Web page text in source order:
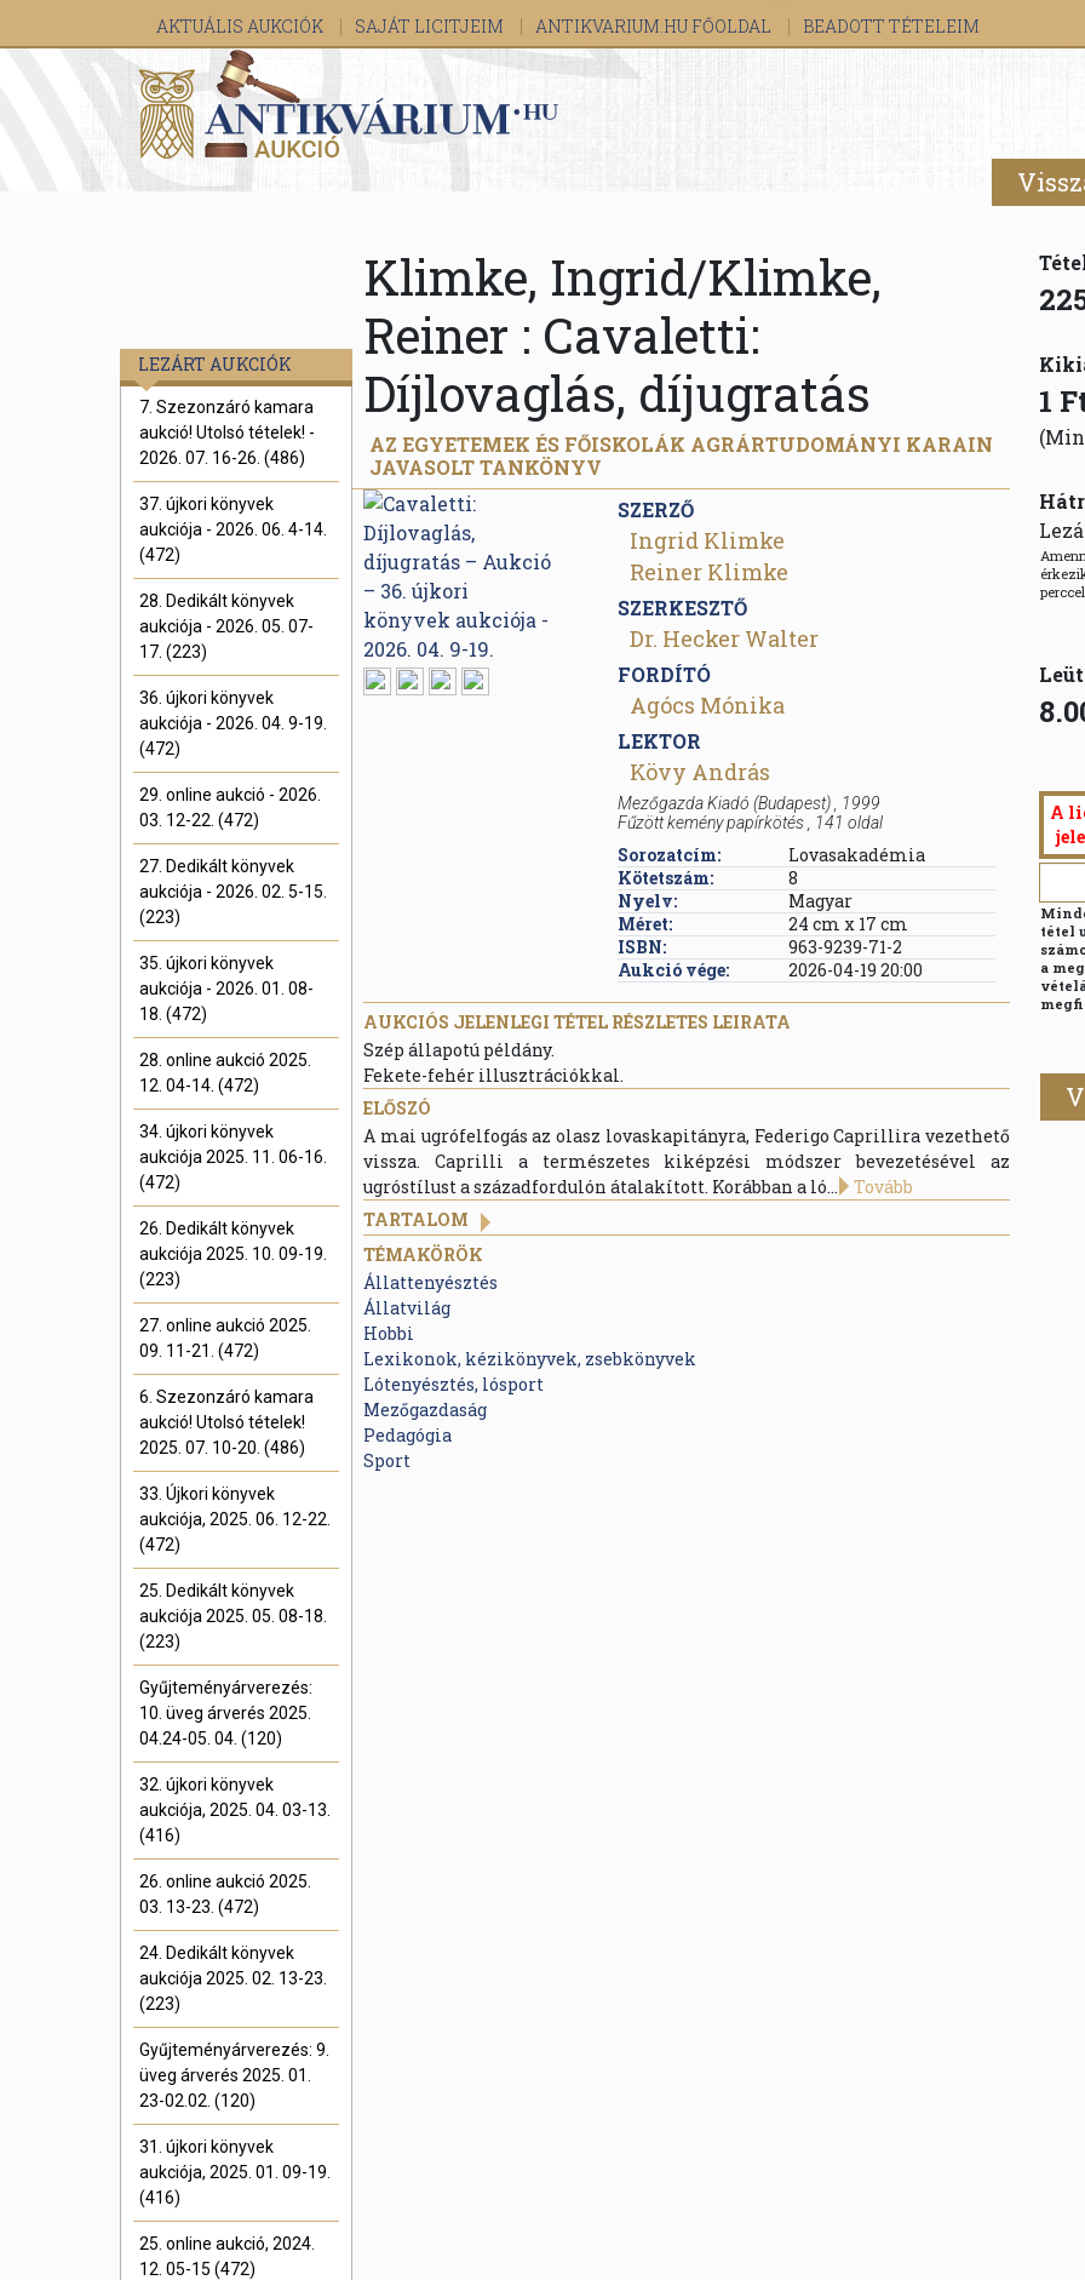
AKTUÁLIS AUKCIÓK SAJÁT LICITJEIM ANTIKVARIUM.HU FŐOLDAL BEADOTT TÉTELEIM
LEZÁRT AUKCIÓK
7. Szezonzáró kamara
aukció! Utolsó tételek! -
2026. 07. 16-26. (486)
37. újkori könyvek
aukciója - 2026. 06. 4-14.
(472)
28. Dedikált könyvek
aukciója - 2026. 05. 07-
17. (223)
36. újkori könyvek
aukciója - 2026. 04. 9-19.
(472)
29. online aukció - 2026.
03. 12-22. (472)
27. Dedikált könyvek
aukciója - 2026. 02. 5-15.
(223)
35. újkori könyvek
aukciója - 2026. 01. 08-
18. (472)
28. online aukció 2025.
12. 04-14. (472)
34. újkori könyvek
aukciója 2025. 11. 06-16.
(472)
26. Dedikált könyvek
aukciója 2025. 10. 09-19.
(223)
27. online aukció 2025.
09. 11-21. (472)
6. Szezonzáró kamara
aukció! Utolsó tételek!
2025. 07. 10-20. (486)
33. Újkori könyvek
aukciója, 2025. 06. 12-22.
(472)
25. Dedikált könyvek
aukciója 2025. 05. 08-18.
(223)
Gyűjteményárverezés:
10. üveg árverés 2025.
04.24-05. 04. (120)
32. újkori könyvek
aukciója, 2025. 04. 03-13.
(416)
26. online aukció 2025.
03. 13-23. (472)
24. Dedikált könyvek
aukciója 2025. 02. 13-23.
(223)
Gyűjteményárverezés: 9.
üveg árverés 2025. 01.
23-02.02. (120)
31. újkori könyvek
aukciója, 2025. 01. 09-19.
(416)
25. online aukció, 2024.
12. 05-15 (472)
Klimke, Ingrid/Klimke,
Reiner : Cavaletti:
Díjlovaglás, díjugratás
AZ EGYETEMEK ÉS FŐISKOLÁK AGRÁRTUDOMÁNYI KARAIN
JAVASOLT TANKÖNYV
SZERZŐ
Ingrid Klimke
Reiner Klimke
SZERKESZTŐ
Dr. Hecker Walter
FORDÍTÓ
Agócs Mónika
LEKTOR
Kövy András
Mezőgazda Kiadó (Budapest)
1999
Fűzött kemény papírkötés
141 oldal
Sorozatcím:
Lovasakadémia
Kötetszám:
8
Nyelv:
Magyar
Méret:
24 cm x 17 cm
ISBN:
963-9239-71-2
Aukció vége:
2026-04-19 20:00
AUKCIÓS JELENLEGI TÉTEL RÉSZLETES LEIRATA
Szép állapotú példány.
Fekete-fehér illusztrációkkal.
ELŐSZÓ
A mai ugrófelfogás az olasz lovaskapitányra, Federigo Caprillira vezethető
vissza. Caprilli a természetes kiképzési módszer bevezetésével az
ugróstílust a századfordulón átalakított. Korábban a ló... Tovább
TARTALOM
TÉMAKÖRÖK
Állattenyésztés
Állatvilág
Hobbi
Lexikonok, kézikönyvek, zsebkönyvek
Lótenyésztés, lósport
Mezőgazdaság
Pedagógia
Sport
1
A
tétel
a